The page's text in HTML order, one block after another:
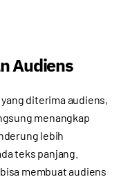
Audiens
diterima audiens,
menangkap
lebih
teks panjang.
membuat audiens